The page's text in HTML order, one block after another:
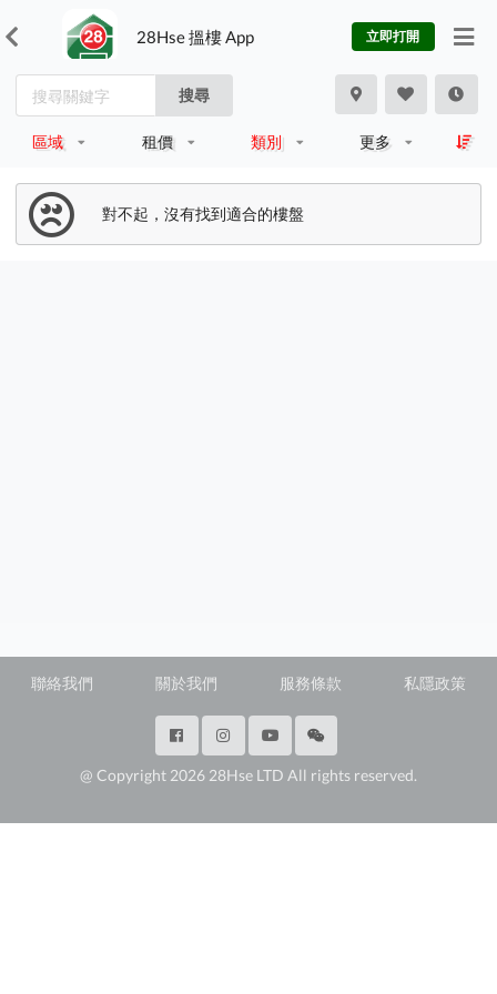
28Hse 搵樓 App 立即打開
搜尋
區域 租價 類別 更多
對不起，沒有找到適合的樓盤
聯絡我們 關於我們 服務條款 私隱政策
@ Copyright 2026 28Hse LTD All rights reserved.